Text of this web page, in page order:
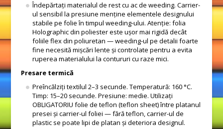
Îndepărtați materialul de rest cu ac de weeding. Carrier-
ul sensibil la presiune menține elementele designului
stabile pe folie în timpul weeding-ului. Atenție: folia
Holographic din poliester este ușor mai rigidă decât
foliile flex din poliuretan — weeding-ul pe detalii foarte
fine necesită mișcări lente și controlate pentru a evita
ruperea materialului la contururi cu raze mici.
Presare termică
Preîncălziți textilul 2–3 secunde. Temperatură: 160 °C.
Timp: 15–20 secunde. Presiune: medie. Utilizați
OBLIGATORIU folie de teflon (teflon sheet) între platanul
presei și carrier-ul foliei — fără teflon, carrier-ul de
plastic se poate lipi de platan și deteriora designul.